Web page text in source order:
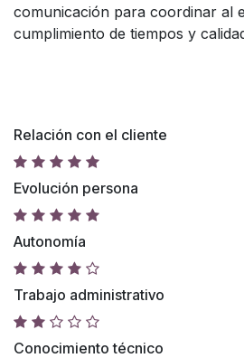
comunicación para coordinar al
cumplimiento de tiempos y
Relación con el cliente
Evolución persona
Autonomía
Trabajo administrativo
Conocimiento técnico